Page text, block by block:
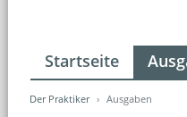
Startseite
Der Praktiker Ausgaben